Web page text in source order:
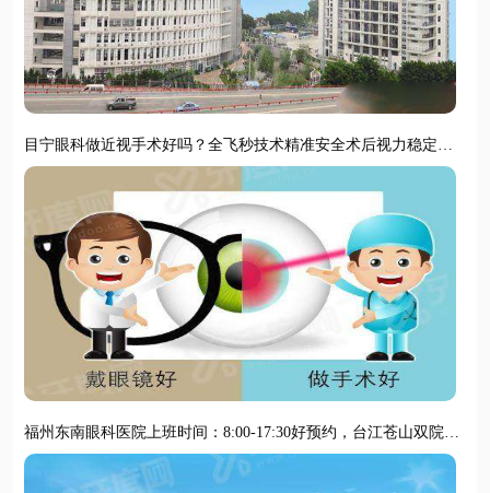
目宁眼科做近视手术好吗？全飞秒技术精准安全术后视力稳定清
晰恢复快
福州东南眼科医院上班时间：8:00-17:30好预约，台江苍山双院区
地址便捷